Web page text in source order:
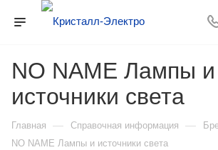
NO NAME Лампы и
источники света
Главная — Справочная информация —
NO NAME Лампы и источники света